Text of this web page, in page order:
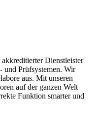
Dienstleister
und Prüfsystemen. Wir
aus. Mit unseren
auf der ganzen Welt
Funktion smarter und